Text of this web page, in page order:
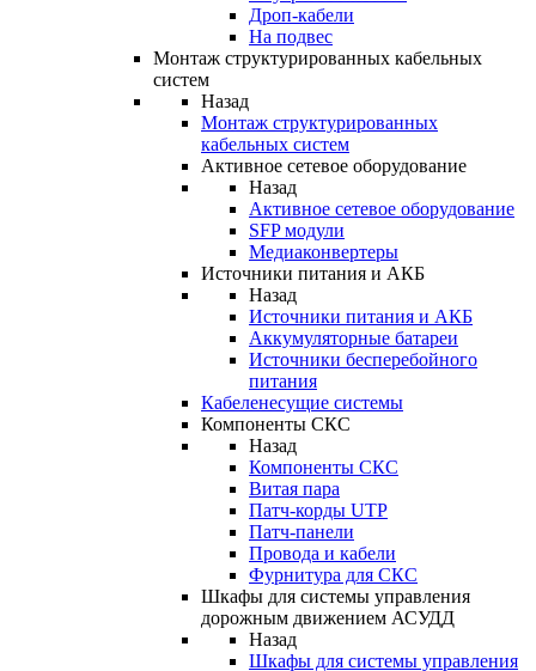
Дроп-кабели
На подвес
Монтаж структурированных кабельных
систем
Назад
Монтаж структурированных
кабельных систем
Активное сетевое оборудование
Назад
Активное сетевое оборудование
SFP модули
Медиаконвертеры
Источники питания и АКБ
Назад
Источники питания и АКБ
Аккумуляторные батареи
Источники бесперебойного
питания
Кабеленесущие системы
Компоненты СКС
Назад
Компоненты СКС
Витая пара
Патч-корды UTP
Патч-панели
Провода и кабели
Фурнитура для СКС
Шкафы для системы управления
дорожным движением АСУДД
Назад
Шкафы для системы управления